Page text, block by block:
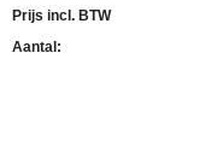
Prijs incl. BTW
Aantal: